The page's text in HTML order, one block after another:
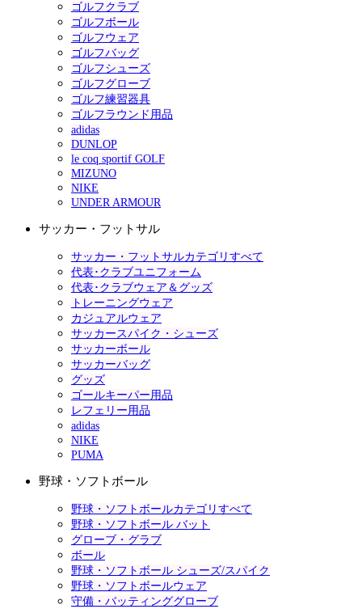
ゴルフクラブ
ゴルフボール
ゴルフウェア
ゴルフバッグ
ゴルフシューズ
ゴルフグローブ
ゴルフ練習器具
ゴルフラウンド用品
adidas
DUNLOP
le coq sportif GOLF
MIZUNO
NIKE
UNDER ARMOUR
サッカー・フットサル
サッカー・フットサルカテゴリすべて
代表･クラブユニフォーム
代表･クラブウェア＆グッズ
トレーニングウェア
カジュアルウェア
サッカースパイク・シューズ
サッカーボール
サッカーバッグ
グッズ
ゴールキーパー用品
レフェリー用品
adidas
NIKE
PUMA
野球・ソフトボール
野球・ソフトボールカテゴリすべて
野球・ソフトボール バット
グローブ・グラブ
ボール
野球・ソフトボール シューズ/スパイク
野球・ソフトボールウェア
守備・バッティンググローブ